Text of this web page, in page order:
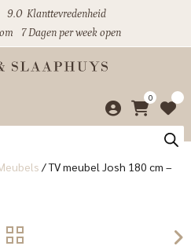
9.0 Klanttevredenheid
7 Dagen per week open
0
/TV meubel Josh 180 cm –